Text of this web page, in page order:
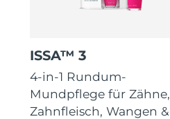
ISSA™ 3
4-in-1 Rundum-
Mundpflege für Zähne,
Zahnfleisch, Wangen &